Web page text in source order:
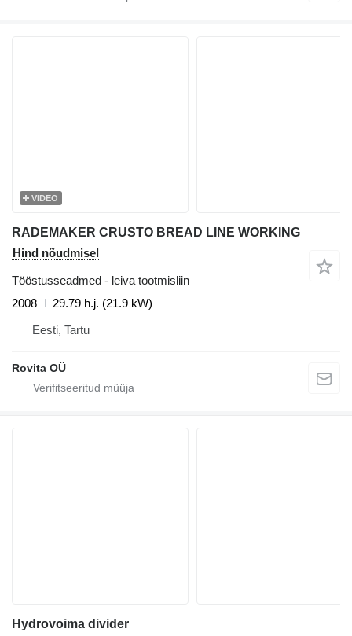
VIDEO
RADEMAKER CRUSTO BREAD LINE WORKING
Hind nõudmisel
Tööstusseadmed - leiva tootmisliin
2008
29.79 h.j. (21.9 kW)
Eesti, Tartu
Rovita OÜ
Hydrovoima divider